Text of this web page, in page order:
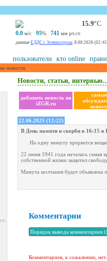
15.9°С
0.0 м/с 95% 741 мм рт.ст.
данные ЕДДС г. Зеленогорска 8.08.2026
пользователи кто online
новости
Новости, статьи,
добавить новость на
iZGR.ru
самые
22.06.2025 (12:22)
В День памяти и скорби в 16:15 в
На одну минуту прервется
22 июня 1941 года началась самая
собственной жизни защитил
Минута молчания будет объявлена
Комментарии
Комментариев, к сожалению, нет.